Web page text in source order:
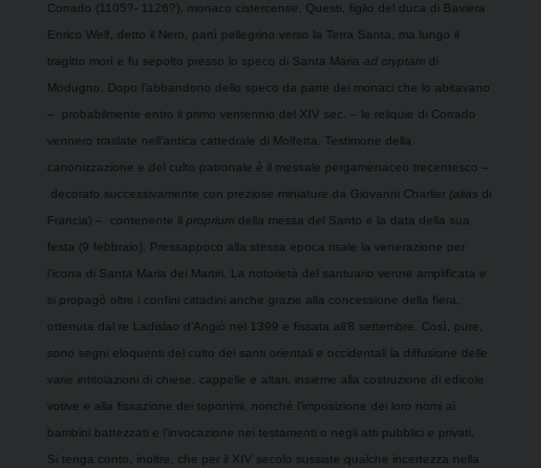
Corrado (1105?- 1126?), monaco cistercense. Questi, figlio del duca di Baviera
Enrico Welf, detto il Nero, partì pellegrino verso la Terra Santa, ma lungo il
tragitto morì e fu sepolto presso lo speco di Santa Maria ad cryptam di
Modugno. Dopo l’abbandono dello speco da parte dei monaci che lo abitavano
probabilmente entro il primo ventennio del XIV sec. – le reliquie di Corrado
vennero traslate nell’antica cattedrale di Molfetta. Testimone della
canonizzazione e del culto patronale è
il messale pergamenaceo trecentesco –
decorato successivamente con preziose miniature da Giovanni Charlier (alias di
Francia) –
contenente il proprium della messa del Santo e la data della sua
festa (9 febbraio). Pressappoco alla stessa epoca risale la venerazione per
l’icona di Santa Maria dei Martiri. La notorietà del santuario venne amplificata e
si propagò oltre i confini cittadini anche grazie alla concessione della fiera,
ottenuta dal re Ladislao d’Angiò nel 1399 e fissata all’8 settembre. Così, pure,
sono segni eloquenti del culto dei santi orientali e occidentali la diffusione delle
varie intitolazioni di chiese, cappelle e altari, insieme alla costruzione di edicole
votive e alla fissazione dei toponimi, nonché l’imposizione dei loro nomi ai
bambini battezzati e l’invocazione nei testamenti o negli atti pubblici e privati.
Si tenga conto, inoltre, che per il XIV secolo sussiste qualche incertezza nella